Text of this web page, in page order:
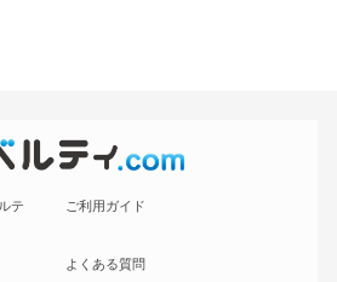
テ
ご利用ガイド
よくある質問